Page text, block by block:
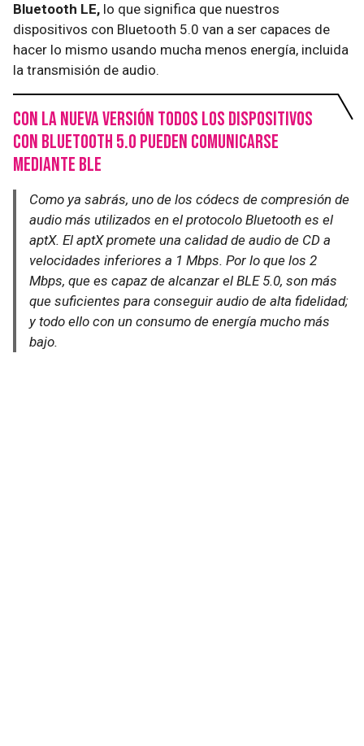
Bluetooth LE, lo que significa que nuestros
dispositivos con Bluetooth 5.0 van a ser capaces de
hacer lo mismo usando mucha menos energía, incluida
la transmisión de audio.
Con la nueva versión todos los dispositivos
con Bluetooth 5.0 pueden comunicarse
mediante BLE
Como ya sabrás, uno de los códecs de compresión de
audio más utilizados en el protocolo Bluetooth es el
aptX. El aptX promete una calidad de audio de CD a
velocidades inferiores a 1 Mbps. Por lo que los 2
Mbps, que es capaz de alcanzar el BLE 5.0, son más
que suficientes para conseguir audio de alta fidelidad;
y todo ello con un consumo de energía mucho más
bajo.